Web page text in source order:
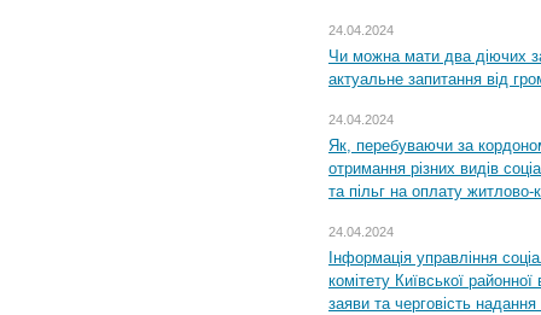
24.04.2024
Чи можна мати два діючих
актуальне запитання від
24.04.2024
Як, перебуваючи за
отримання різних видів
та пільг на оплату
24.04.2024
Інформація управління
комітету Київської
заяви та черговість надання